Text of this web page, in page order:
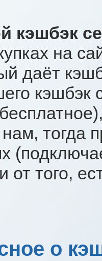
кэшбэк
на
даёт
кэшбэк
тогда
от того,
о